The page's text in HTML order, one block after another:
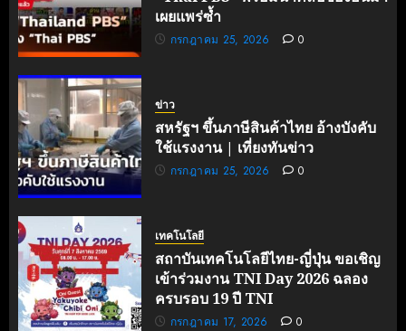
เผยแพร่ซ้ำ
กรกฎาคม 25, 2026 0
ข่าว
สหรัฐฯ ขึ้นภาษีสินค้าไทย อ้างบังคับ
ใช้แรงงาน | เที่ยงทันข่าว
กรกฎาคม 25, 2026 0
เทคโนโลยี
สถาบันเทคโนโลยีไทย-ญี่ปุ่น ขอเชิญ
เข้าร่วมงาน TNI Day 2026 ฉลอง
ครบรอบ 19 ปี TNI
กรกฎาคม 17, 2026 0